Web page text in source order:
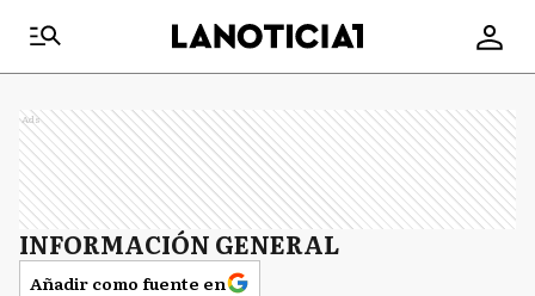
Ads
INFORMACIÓN GENERAL
Añadir como fuente en